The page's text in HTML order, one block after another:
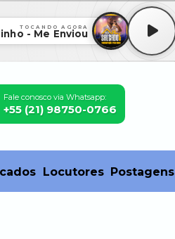
TOCANDO AGORA
- Me Enviou
Fale conosco via Whatsapp:
+55 (21) 98750-0766
Locutores Postagens